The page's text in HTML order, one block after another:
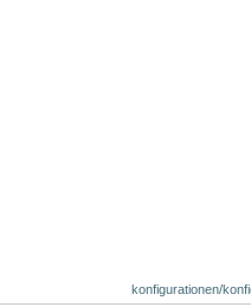
konfigurationen/